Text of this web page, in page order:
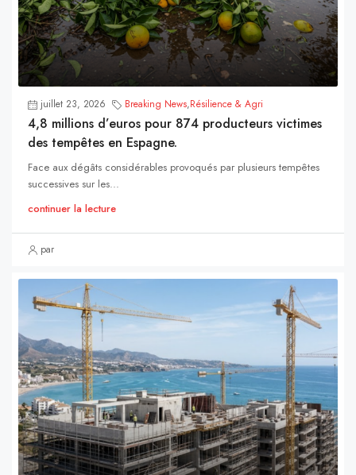
juillet 23, 2026 Breaking News,Résilience & Agri
4,8 millions d’euros pour 874 producteurs victimes
des tempêtes en Espagne.
Face aux dégâts considérables provoqués par plusieurs tempêtes
successives sur les...
continuer la lecture
par